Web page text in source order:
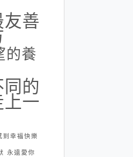
善
的養
的
上一
到幸福快樂
永遠愛你